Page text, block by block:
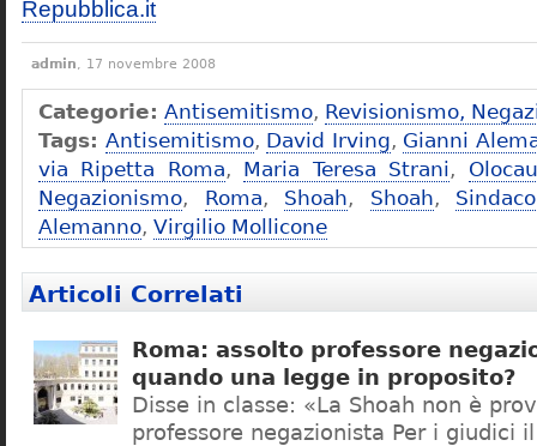
Repubblica.it
admin, 17 novembre 2008
Categorie: Antisemitismo, Revisionismo,
Tags: Antisemitismo, David Irving, Gianni
via Ripetta Roma, Maria Teresa Strani,
Negazionismo, Roma, Shoah, Shoah,
Alemanno, Virgilio Mollicone
Articoli Correlati
Roma: assolto professore
quando una legge in proposito?
Disse in classe: «La Shoah non è
professore negazionista Per i giudici